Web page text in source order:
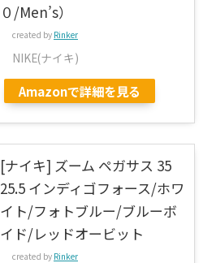
０/Men’s）
created by Rinker
NIKE(ナイキ)
Amazonで詳細を見る
[ナイキ] ズーム ペガサス 35
25.5 インディゴフォース/ホワ
イト/フォトブルー/ブルーボ
イド/レッドオービット
created by Rinker